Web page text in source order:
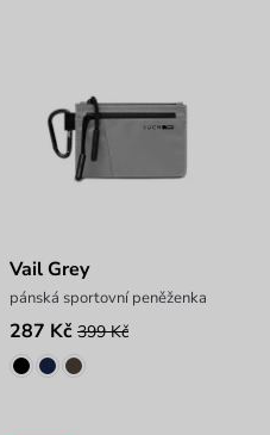
Vail Grey
pánská sportovní peněženka
287 Kč 399 Kč